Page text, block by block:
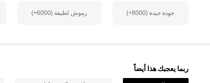
جودة جيدة (8000+) رموش لطيفة (6000+)
ربما يعجبك هذا أيضاً